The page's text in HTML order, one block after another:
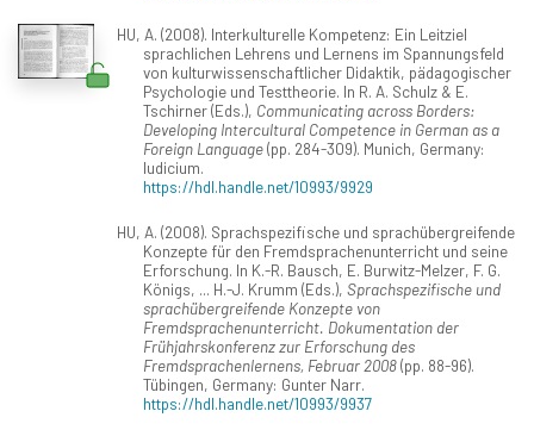
HU, A. (2008). Interkulturelle Kompetenz: Ein Leitziel
sprachlichen Lehrens und Lernens im Spannungsfeld
von kulturwissenschaftlicher Didaktik, pädagogischer
Psychologie und Testtheorie. In R. A. Schulz & E.
Tschirner (Eds.), Communicating across Borders:
Developing Intercultural Competence in German as a
Foreign Language(pp. 284-309). Munich, Germany:
Iudicium.
https://hdl.handle.net/10993/9929
HU, A. (2008). Sprachspezifische und sprachübergreifende
Konzepte für den Fremdsprachenunterricht und seine
Erforschung. In K.-R. Bausch, E. Burwitz-Melzer, F. G.
Königs, ... H.-J. Krumm (Eds.), Sprachspezifische und
sprachübergreifende Konzepte von
Fremdsprachenunterricht. Dokumentation der
Frühjahrskonferenz zur Erforschung des
Fremdsprachenlernens, Februar 2008(pp. 88-96).
Tübingen, Germany: Gunter Narr.
https://hdl.handle.net/10993/9937